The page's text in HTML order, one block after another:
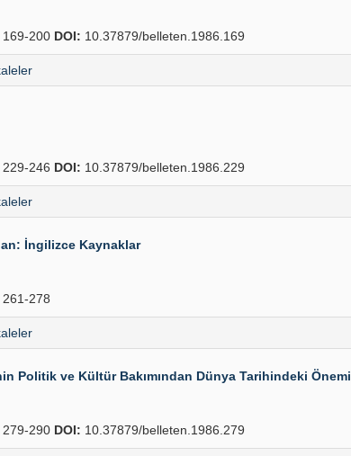
169-200 DOI: 10.37879/belleten.1986.169
229-246 DOI: 10.37879/belleten.1986.229
İngilizce Kaynaklar
261-278
Politik ve Kültür Bakımından Dünya Tarihindeki Önemi
279-290 DOI: 10.37879/belleten.1986.279